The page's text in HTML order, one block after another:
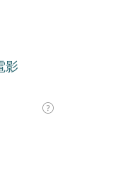
影